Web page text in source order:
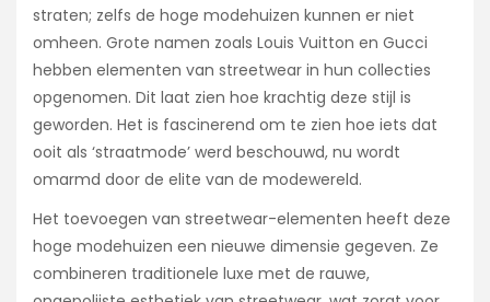
straten; zelfs de hoge modehuizen kunnen er niet
omheen. Grote namen zoals Louis Vuitton en Gucci
hebben elementen van streetwear in hun collecties
opgenomen. Dit laat zien hoe krachtig deze stijl is
geworden. Het is fascinerend om te zien hoe iets dat
ooit als ‘straatmode’ werd beschouwd, nu wordt
omarmd door de elite van de modewereld.
Het toevoegen van streetwear-elementen heeft deze
hoge modehuizen een nieuwe dimensie gegeven. Ze
combineren traditionele luxe met de rauwe,